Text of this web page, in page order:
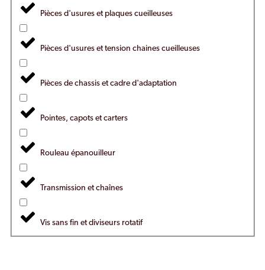
Pièces d'usures et plaques cueilleuses
Pièces d'usures et tension chaines cueilleuses
Pièces de chassis et cadre d'adaptation
Pointes, capots et carters
Rouleau épanouilleur
Transmission et chaînes
Vis sans fin et diviseurs rotatif